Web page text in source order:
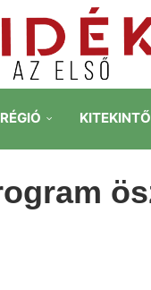
RÉGIÓ KITEKINTŐ